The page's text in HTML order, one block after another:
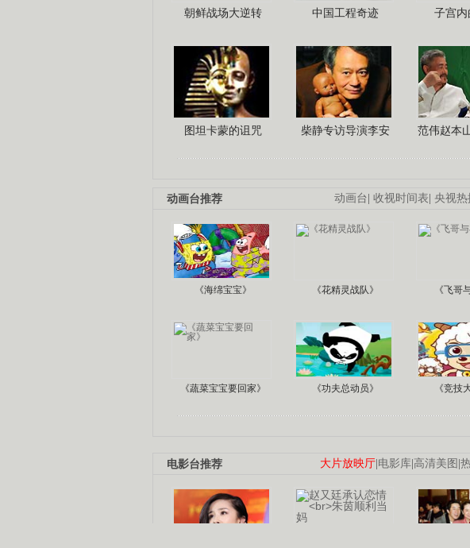
朝鲜战场大逆转 中国工程奇迹 子宫
图坦卡蒙的诅咒 柴静专访导演李安 范伟赵本
动画台| 收视时间表| 央视热
动画台推荐
《海绵宝宝》 《花精灵战队》 《飞哥
《蔬菜宝宝要回家》 《功夫总动员》 《竞技
大片放映厅|电影库|高清美图 |
电影台推荐